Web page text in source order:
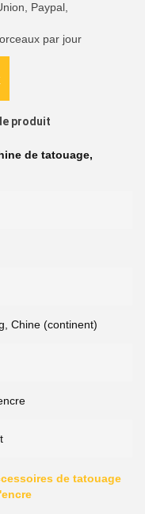
Paypal,
par jour
produit
de tatouage,
Chine (continent)
de tatouage